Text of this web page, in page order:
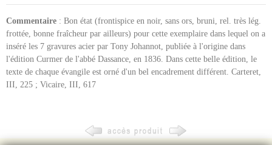
Commentaire : Bon état (frontispice en noir, sans ors, bruni, rel. très lég.
frottée, bonne fraîcheur par ailleurs) pour cette exemplaire dans lequel on a
inséré les 7 gravures acier par Tony Johannot, publiée à l'origine dans
l'édition Curmer de l'abbé Dassance, en 1836. Dans cette belle édition, le
texte de chaque évangile est orné d'un bel encadrement différent. Carteret,
III, 225 ; Vicaire, III, 617